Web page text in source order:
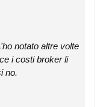
notato altre volte
i costi broker li
no.